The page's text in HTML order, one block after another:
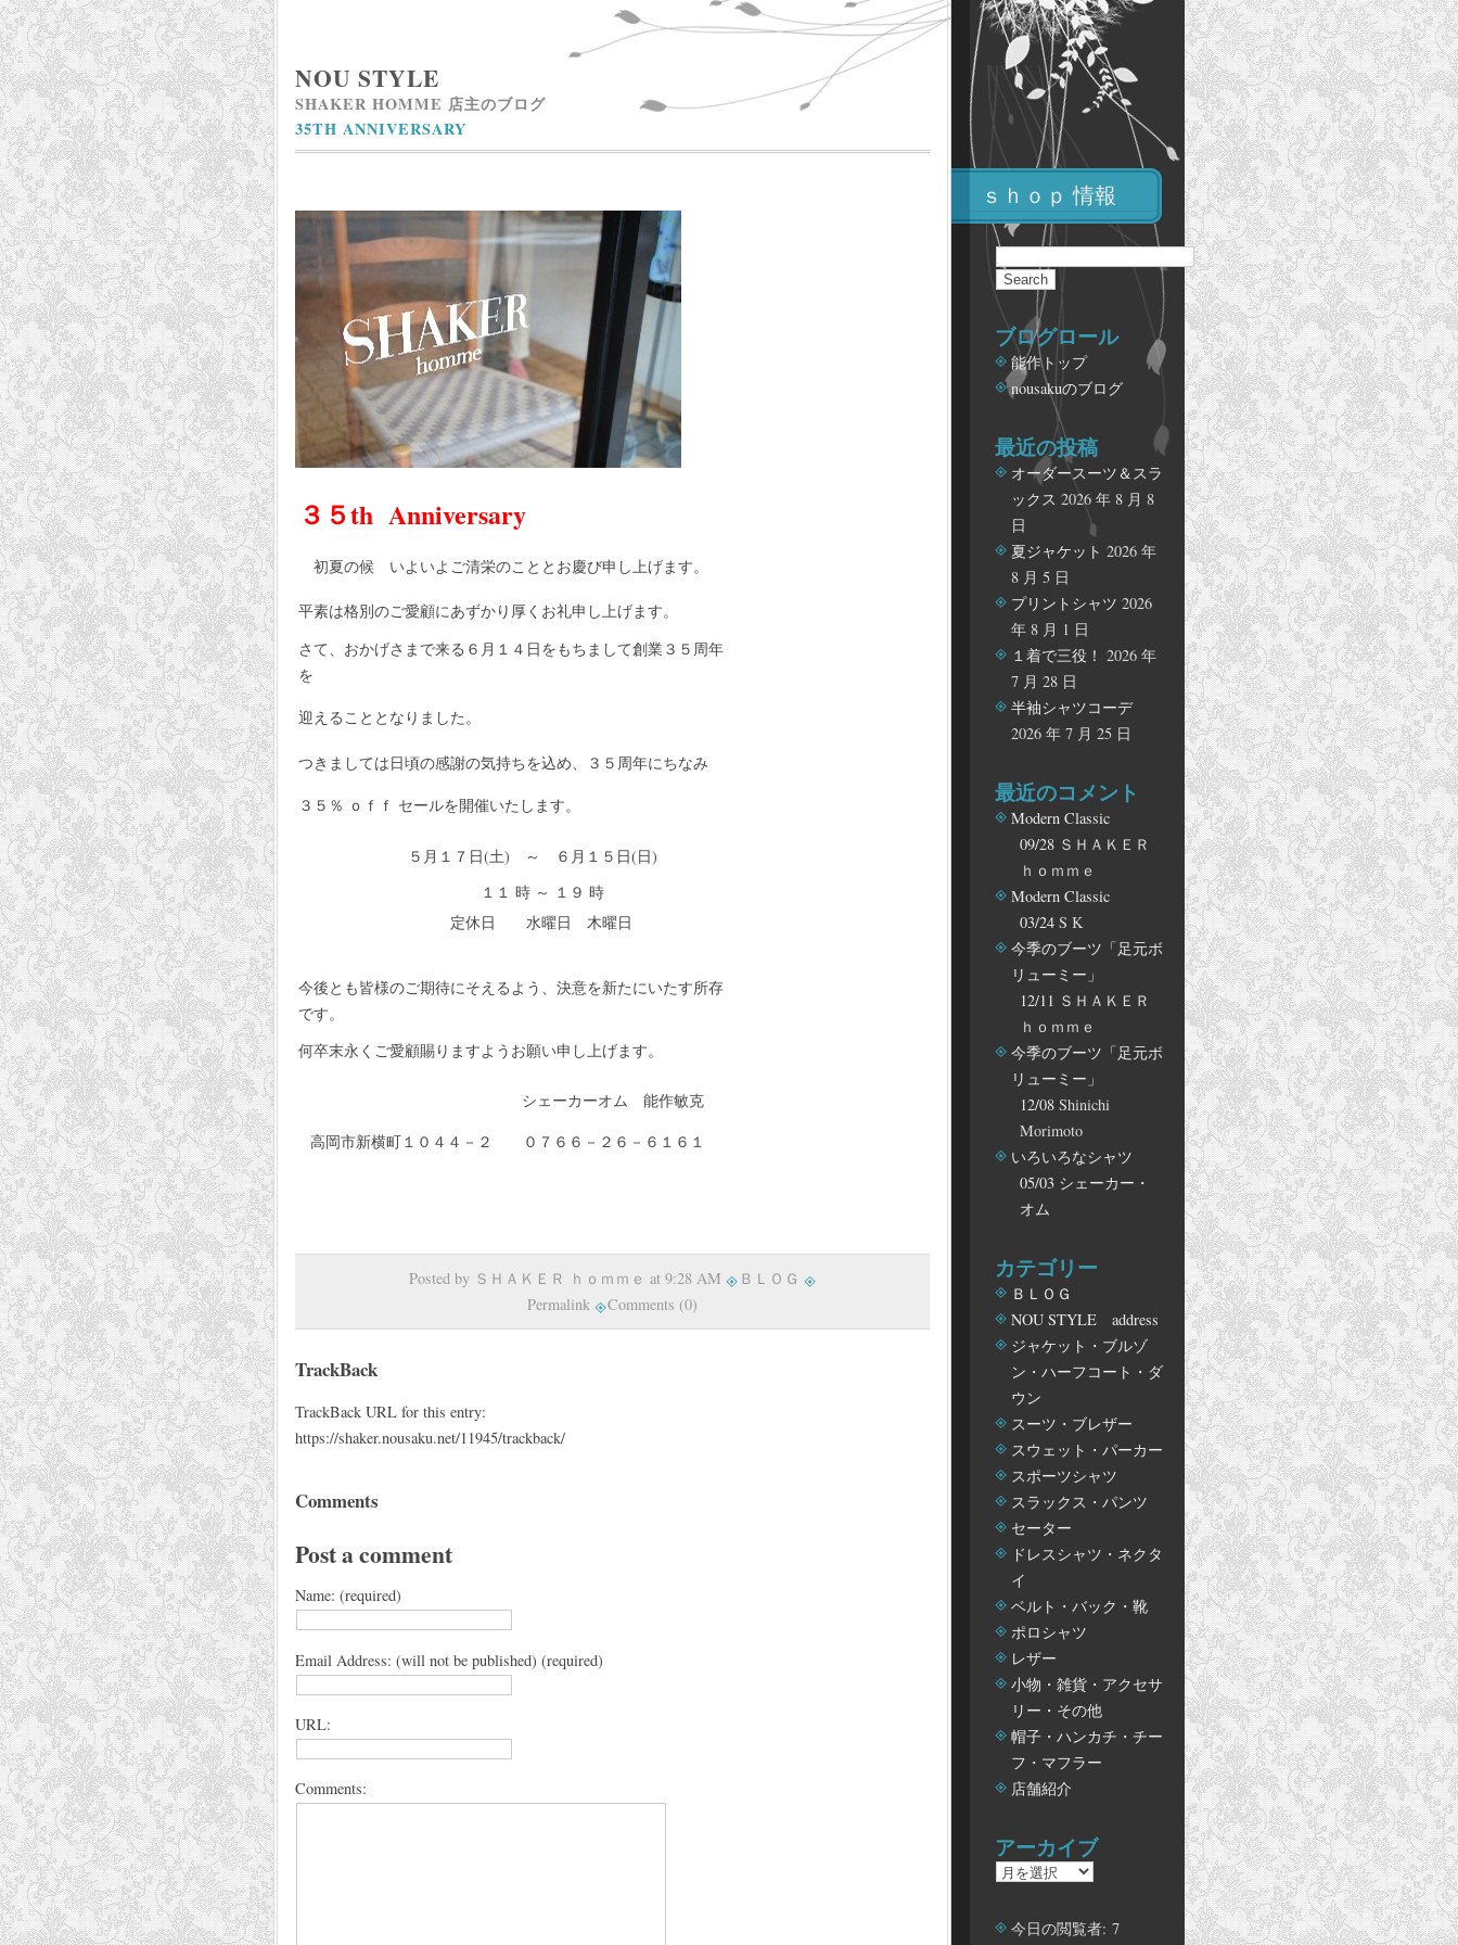
NOU STYLE
SHAKER HOMME 店主のブログ
35TH ANNIVERSARY
３５th Anniversary
初夏の候 いよいよご清栄のこととお慶び申し上げます。
平素は格別のご愛顧にあずかり厚くお礼申し上げます。
さて、おかげさまで来る６月１４日をもちまして創業３５周年
を
迎えることとなりました。
つきましては日頃の感謝の気持ちを込め、３５周年にちなみ
３５％ ｏｆｆ セールを開催いたします。
５月１７日(土) ～ ６月１５日(日)
１１ 時 ～ １９ 時
定休日 水曜日 木曜日
今後とも皆様のご期待にそえるよう、決意を新たにいたす所存
です。
何卒末永くご愛顧賜りますようお願い申し上げます。
シェーカーオム 能作敏克
高岡市新横町１０４４－２ ０７６６－２６－６１６１
Posted by ＳＨＡＫＥＲ ｈｏｍｍｅ at 9:28 AM
ＢＬＯＧ
Permalink
Comments (0)
TrackBack
TrackBack URL for this entry:
https://shaker.nousaku.net/11945/trackback/
Comments
Post a comment
Name: (required)
Email Address: (will not be published) (required)
URL:
Comments:
ｓｈｏｐ 情報
ブログロール
能作トップ
nousakuのブログ
最近の投稿
オーダースーツ＆スラ
ックス 2026 年 8 月 8
日
夏ジャケット 2026 年
8 月 5 日
プリントシャツ 2026
年 8 月 1 日
１着で三役！ 2026 年
7 月 28 日
半袖シャツコーデ
2026 年 7 月 25 日
最近のコメント
Modern Classic
09/28 ＳＨＡＫＥＲ
ｈｏｍｍｅ
Modern Classic
03/24 S K
今季のブーツ「足元ボ
リューミー」
12/11 ＳＨＡＫＥＲ
ｈｏｍｍｅ
今季のブーツ「足元ボ
リューミー」
12/08 Shinichi
Morimoto
いろいろなシャツ
05/03 シェーカー・
オム
カテゴリー
ＢＬＯＧ
NOU STYLE address
ジャケット・ブルゾ
ン・ハーフコート・ダ
ウン
スーツ・ブレザー
スウェット・パーカー
スポーツシャツ
スラックス・パンツ
セーター
ドレスシャツ・ネクタ
イ
ベルト・バック・靴
ポロシャツ
レザー
小物・雑貨・アクセサ
リー・その他
帽子・ハンカチ・チー
フ・マフラー
店舗紹介
アーカイブ
ア
カ 今日の閲覧者: 7